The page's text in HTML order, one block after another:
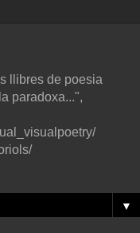
llibres de poesia
paradoxa...",
▼